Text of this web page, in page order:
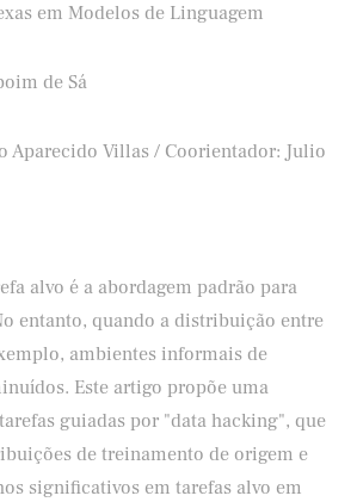
em Modelos de Linguagem
de Sá
Aparecido Villas / Coorientador: Julio
alvo é a abordagem padrão para
entanto, quando a distribuição entre
ambientes informais de
Este artigo propõe uma
guiadas por "data hacking", que
de treinamento de origem e
significativos em tarefas alvo em